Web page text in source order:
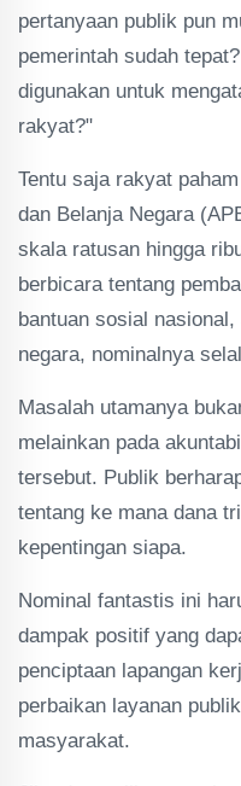
pertanyaan publik pun
pemerintah sudah
digunakan untuk
rakyat?"
Tentu saja rakyat
dan Belanja Negara
skala ratusan hingga
berbicara tentang
bantuan sosial
negara, nominalnya
Masalah utamanya
melainkan pada
tersebut. Publik
tentang ke mana dana
kepentingan siapa.
Nominal fantastis ini
dampak positif yang
penciptaan lapangan
perbaikan layanan
masyarakat.